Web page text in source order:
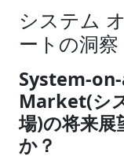
システム
ートの洞察
System-
Market(シ
場)の将来
か？